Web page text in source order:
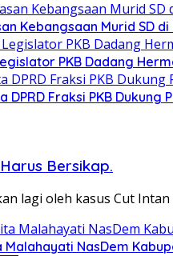
Kebangsaan Murid SD
PKB Dadang
Fraksi PKB Dukung
Bersikap.
lagi oleh kasus Cut
NasDem